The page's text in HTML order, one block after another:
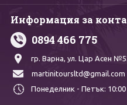
Информация за
0894 466 775
гр. Варна, ул. Цар Асен
martinitoursltd@gmail.com
Понеделник - Петък: